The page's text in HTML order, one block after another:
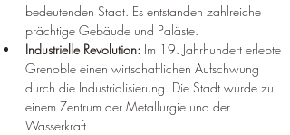
bedeutenden Stadt. Es entstanden zahlreiche
prächtige Gebäude und Paläste.
Industrielle Revolution: Im 19. Jahrhundert erlebte
Grenoble einen wirtschaftlichen Aufschwung
durch die Industrialisierung. Die Stadt wurde zu
einem Zentrum der Metallurgie und der
Wasserkraft.